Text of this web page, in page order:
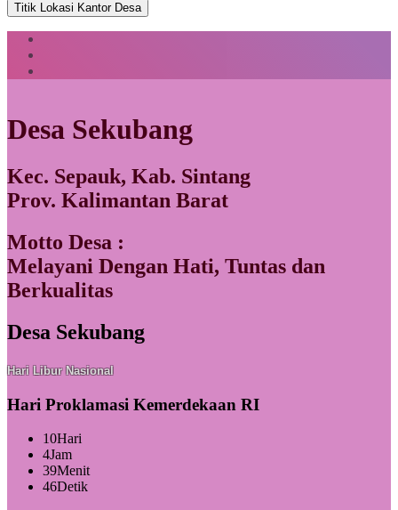
Titik Lokasi Kantor Desa
Desa Sekubang
Kec. Sepauk, Kab. Sintang
Prov. Kalimantan Barat
Motto Desa :
Melayani Dengan Hati, Tuntas dan
Berkualitas
Desa Sekubang
Hari Libur Nasional
Hari Proklamasi Kemerdekaan RI
10Hari
4Jam
39Menit
44Detik